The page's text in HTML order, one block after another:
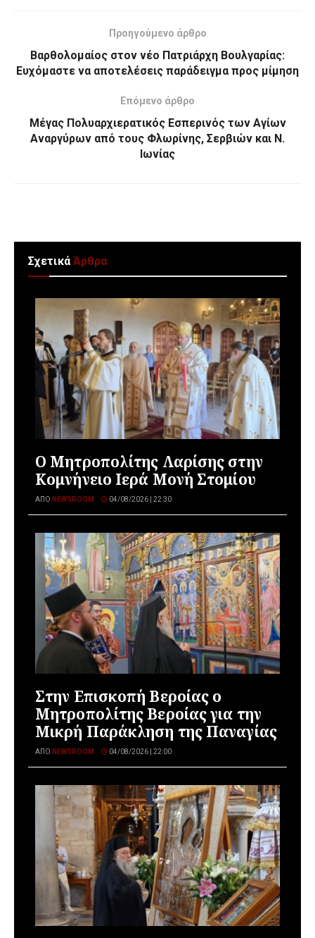
Προηγούμενο άρθρο
Βαρθολομαίος στον νέο Πατριάρχη Βουλγαρίας:
Ευχόμαστε να αποτελέσεις παράδειγμα προς μίμηση
Επόμενο άρθρο
Μέγας Πολυαρχιερατικός Εσπερινός των Αγίων
Αναργύρων από τους Φλωρίνης, Σερβιών και Ν.
Ιωνίας
ΣχετικάΆρθρα
Ο Μητροπολίτης Λαρίσης στην
Κομνήνειο Ιερά Μονή Στομίου
ΑΠΌ NEWSROOM 04/08/2026 | 22:30
Στην Επισκοπή Βεροίας ο
Μητροπολίτης Βεροίας για την
Μικρή Παράκληση της Παναγίας
ΑΠΌ NEWSROOM 04/08/2026 | 22:00